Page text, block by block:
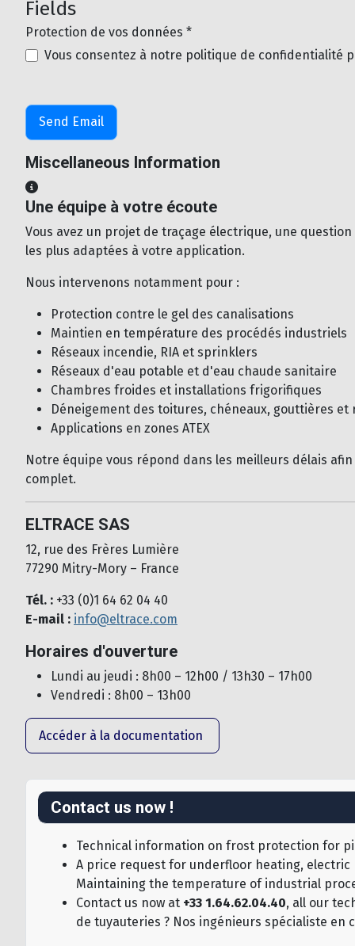
Fields
Protection de vos données *
Protection de vos données
Vous consentez à notre politique de confidentialité
Send Email
Miscellaneous Information
Miscellaneous Information
Une équipe à votre écoute
Vous avez un projet de traçage électrique, une
les plus adaptées à votre application.
Nous intervenons notamment pour :
Protection contre le gel des canalisations
Maintien en température des procédés industriels
Réseaux incendie, RIA et sprinklers
Réseaux d'eau potable et d'eau chaude sanitaire
Chambres froides et installations frigorifiques
Déneigement des toitures, chéneaux, gouttières et
Applications en zones ATEX
Notre équipe vous répond dans les meilleurs délais
complet.
ELTRACE SAS
12, rue des Frères Lumière
77290 Mitry-Mory – France
Tél. : +33 (0)1 64 62 04 40
E-mail : info@eltrace.com
Horaires d'ouverture
Lundi au jeudi : 8h00 – 12h00 / 13h30 – 17h00
Vendredi : 8h00 – 13h00
Accéder à la documentation
Contact us now !
Technical information on frost protection for
A price request for underfloor heating,
Maintaining the temperature of industrial
Contact us now at +33 1.64.62.04.40, all our
de tuyauteries ? Nos ingénieurs spécialiste